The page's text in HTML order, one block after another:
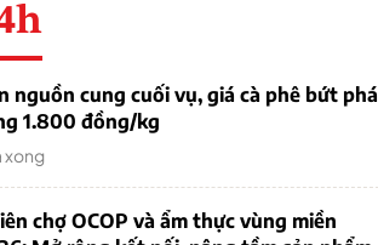
nguồn cung cuối vụ, giá cà phê bứt phá
1.800 đồng/kg
xong
chợ OCOP và ẩm thực vùng miền